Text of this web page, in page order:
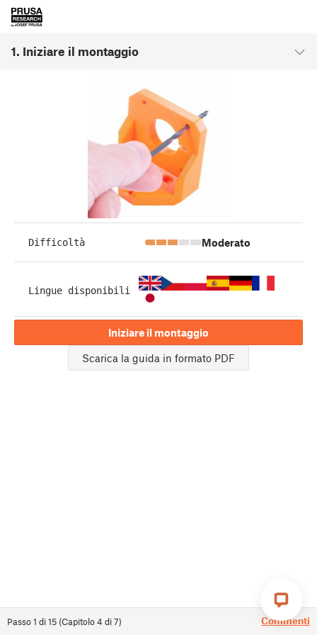
1. Iniziare il montaggio
Passo1 di15 (Capitolo4 di7) Commenti
Difficoltà Moderato
Lingue disponibili
Iniziare il montaggio
Scarica la guida in formato PDF